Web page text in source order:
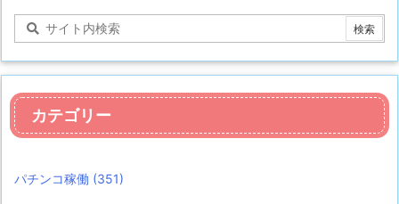
カテゴリー
パチンコ稼働 (351)